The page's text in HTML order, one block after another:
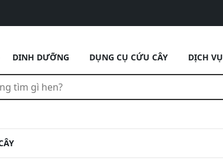
DINH DƯỠNG DỤNG CỤ CỨU CÂY DỊCH VỤ